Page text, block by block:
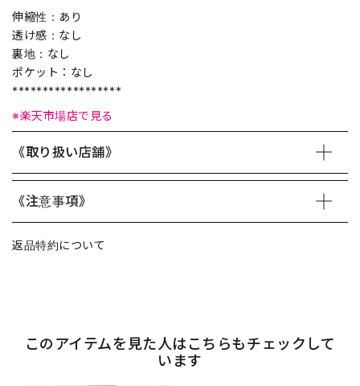
伸縮性：あり
透け感：なし
裏地：なし
ポケット：なし
******************
※楽天市場店で見る
《取り扱い店舗》
《注意事項》
返品特約について
このアイテムを見た人はこちらもチェックして
います